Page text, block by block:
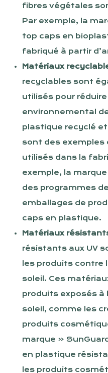
fibres végétales
Par exemple, la
top caps en
fabriqué à partir
Matériaux
recyclables sont
utilisés pour réduire
environnemental
plastique recyclé
sont des exemples
utilisés dans la
exemple, la
des programmes
emballages de
caps en plastique.
Matériaux
résistants aux UV
les produits contre
soleil. Ces
produits exposés à
soleil, comme les
produits
marque «
en plastique
les produits